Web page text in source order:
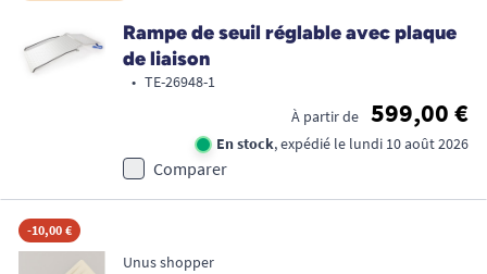
Rampe de seuil réglable avec plaque
de liaison
• TE-26948-1
À partir de
599,00 €
En stock, expédié le lundi 10 août 2026
Comparer
-10,00 €
Unus shopper